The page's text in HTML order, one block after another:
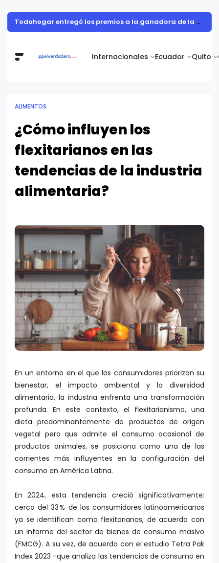
Internacionales Ecuador Quito
Todohogar entregó los premios a la ganadora de la campaña “Puertatlón Futbolero”
ALIMENTOS
¿Cómo influyen los
flexitarianos en las
tendencias de la industria
alimentaria?
En un entorno en el que los consumidores priorizan su
bienestar, el impacto ambiental y la diversidad
alimentaria, la industria enfrenta una transformación
profunda. En este contexto, el flexitarianismo, una
dieta predominantemente de productos de origen
vegetal pero que admite el consumo ocasional de
productos animales, se posiciona como una de las
corrientes más influyentes en la configuración del
consumo en América Latina.
En 2024, esta tendencia creció significativamente:
cerca del 33 % de los consumidores latinoamericanos
ya se identifican como flexitarianos, de acuerdo con
un informe del sector de bienes de consumo masivo
(FMCG). A su vez, de acuerdo con el estudio Tetra Pak
Index 2023 -que analiza las tendencias de consumo en